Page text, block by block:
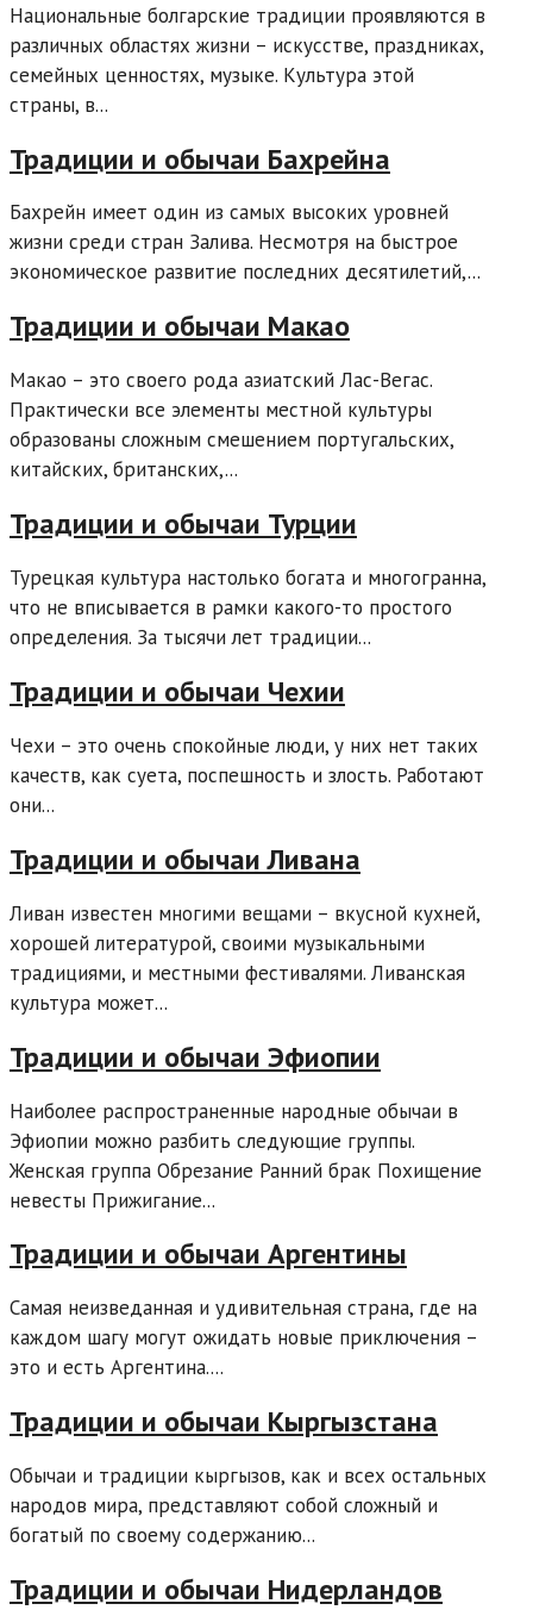
Национальные болгарские традиции проявляются в
различных областях жизни – искусстве, праздниках,
семейных ценностях, музыке. Культура этой
страны, в...
Традиции и обычаи Бахрейна
Бахрейн имеет один из самых высоких уровней
жизни среди стран Залива. Несмотря на быстрое
экономическое развитие последних десятилетий,...
Традиции и обычаи Макао
Макао – это своего рода азиатский Лас-Вегас.
Практически все элементы местной культуры
образованы сложным смешением португальских,
китайских, британских,...
Традиции и обычаи Турции
Турецкая культура настолько богата и многогранна,
что не вписывается в рамки какого-то простого
определения. За тысячи лет традиции...
Традиции и обычаи Чехии
Чехи – это очень спокойные люди, у них нет таких
качеств, как суета, поспешность и злость. Работают
они...
Традиции и обычаи Ливана
Ливан известен многими вещами – вкусной кухней,
хорошей литературой, своими музыкальными
традициями, и местными фестивалями. Ливанская
культура может...
Традиции и обычаи Эфиопии
Наиболее распространенные народные обычаи в
Эфиопии можно разбить следующие группы.
Женская группа Обрезание Ранний брак Похищение
невесты Прижигание...
Традиции и обычаи Аpгентины
Самая неизведанная и удивительная страна, где на
каждом шагу могут ожидать новые приключения –
это и есть Аргентина....
Традиции и обычаи Кыргызстана
Обычаи и традиции кыргызов, как и всех остальных
народов мира, представляют собой сложный и
богатый по своему содержанию...
Традиции и обычаи Нидерландов